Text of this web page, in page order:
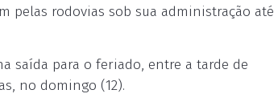
pelas rodovias sob sua administração até
saída para o feriado, entre a tarde de
no domingo (12).